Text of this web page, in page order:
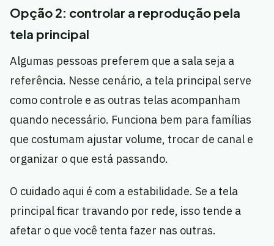
Opção 2: controlar a reprodução pela
tela principal
Algumas pessoas preferem que a sala seja a
referência. Nesse cenário, a tela principal serve
como controle e as outras telas acompanham
quando necessário. Funciona bem para famílias
que costumam ajustar volume, trocar de canal e
organizar o que está passando.
O cuidado aqui é com a estabilidade. Se a tela
principal ficar travando por rede, isso tende a
afetar o que você tenta fazer nas outras.